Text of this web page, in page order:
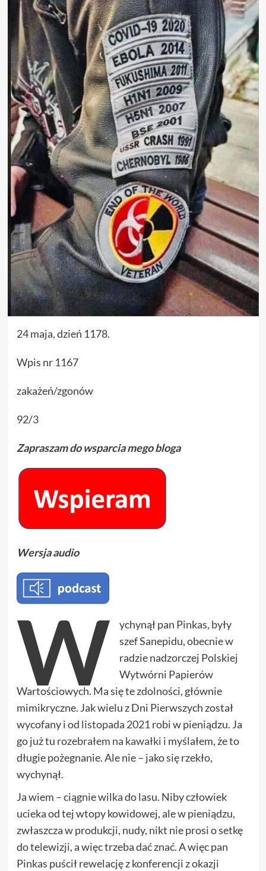
24 maja, dzień 1178.
Wpis nr 1167
zakażeń/zgonów
92/3
Zapraszam do wsparcia mego bloga
Wersja audio
W
ychynął pan Pinkas, były
szef Sanepidu, obecnie w
radzie nadzorczej Polskiej
Wytwórni Papierów
Wartościowych. Ma się te zdolności, głównie
mimikryczne. Jak wielu z Dni Pierwszych został
wycofany iod listopada 2021 robi w pieniądzu. Ja
go już tu rozebrałem na kawałki i myślałem, że to
długie pożegnanie. Ale nie – jako się rzekło,
wychynął.
Ja wiem – ciągnie wilka do lasu. Niby człowiek
ucieka od tej wtopy kowidowej, ale w pieniądzu,
zwłaszcza w produkcji, nudy, nikt nie prosi o setkę
do telewizji, a więc trzeba dać znać. A więc pan
Pinkas puścił rewelację z konferencji z okazji